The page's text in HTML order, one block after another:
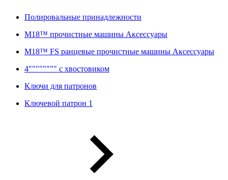
Полировальные принадлежности
M18™ прочистные машины Аксессуары
M18™ FS ранцевые прочистные машины Аксессуары
4"""""""" с хвостовиком
Ключи для патронов
Ключевой патрон 1